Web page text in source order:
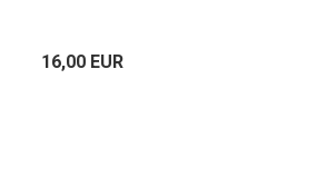
16,00 EUR